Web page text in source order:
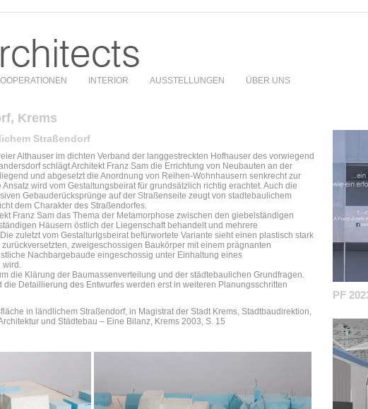
INTERIOR AUSSTELLUNGEN ÜBER UNS
Krems
Straßendorf
Althauser im dichten Verband der langgestreckten Hofhauser des vorwiegend
schlägt Architekt Franz Sam die Errichtung von Neubauten an der
und abgesetzt die Anordnung von Reihen-Wohnhausern senkrecht zur
wird vom Gestaltungsbeirat für grundsätzlich richtig erachtet. Auch die
Gebauderücksprünge auf der Straßenseite zeugt von stadtebaulichem
dem Charakter des Straßendorfes.
Franz Sam das Thema der Metamorphose zwischen den giebelständigen
Häusern östlich der Liegenschaft behandelt und mehrere
zuletzt vom GestalturIgsbeirat befürwortete Variante sieht einen plastisch stark
zweigeschossigen Baukörper mit einem prägnanten
Nachbargebaude eingeschossig unter Einhaltung eines
wird.
die Klärung der Baumassenverteilung und der städtebaulichen Grundfragen.
die Detaillierung des Entwurfes werden erst in weiteren Planungsschritten
in ländlichem Straßendorf, in Magistrat der Stadt Krems, Stadtbaudirektion,
und Städtebau – Eine Bilanz, Krems 2003, S. 15
PF